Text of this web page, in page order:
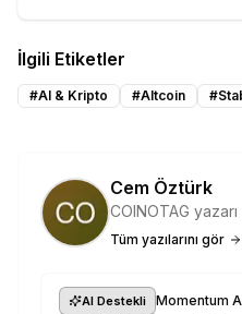
İlgili Etiketler
#AI & Kripto #Altcoin #
Cem Öztürk
COINOTAG yazarı
Tüm yazılarını gör
AI Destekli Momentum